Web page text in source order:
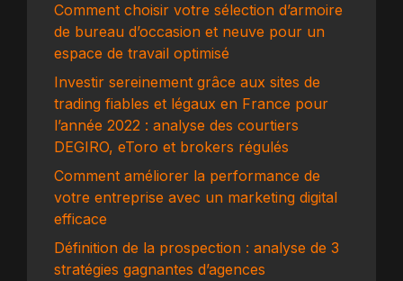
Comment choisir votre sélection d’armoire
de bureau d’occasion et neuve pour un
espace de travail optimisé
Investir sereinement grâce aux sites de
trading fiables et légaux en France pour
l’année 2022 : analyse des courtiers
DEGIRO, eToro et brokers régulés
Comment améliorer la performance de
votre entreprise avec un marketing digital
efficace
Définition de la prospection : analyse de 3
stratégies gagnantes d’agences